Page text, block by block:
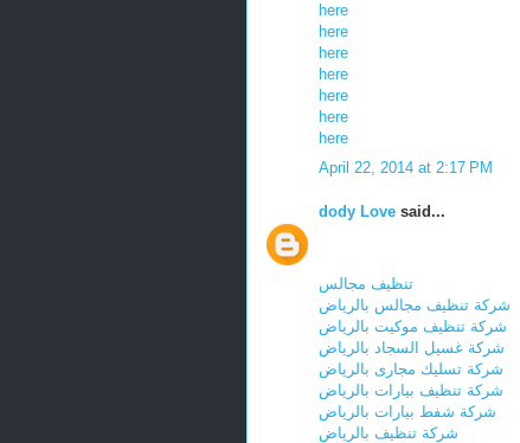
here
here
here
here
here
here
here
April 22, 2014 at 2:17 PM
dody Love said...
تنظيف مجالس
شركة تنظيف مجالس بالرياض
شركة تنظيف موكيت بالرياض
شركة غسيل السجاد بالرياض
شركة تسليك مجارى بالرياض
شركة تنظيف بيارات بالرياض
شركة شفط بيارات بالرياض
شركة تنظيف بالرياض